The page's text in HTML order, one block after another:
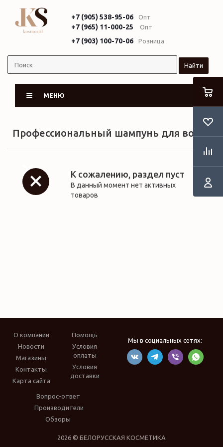
+7 (905) 538-95-06 Опт
+7 (965) 11-000-25 Опт
+7 (903) 100-70-06 Розница
Найти
МЕНЮ
Профессиональный шампунь для волос
К сожалению, раздел пуст
В данный момент нет активных
товаров
О компании
Новости
Магазины
Контакты
Карта сайта
Помощь
Условия
оплаты
Условия
доставки
Вопрос-ответ
Производители
Обзоры
Мы в социальных сетях:
2026 © БЕЛОРУССКАЯ КОСМЕТИКА